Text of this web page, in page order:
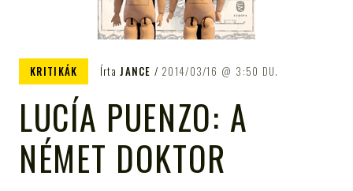
KRITIKÁK ÍrtaJANCE 2014/03/16 3:50 DU.
LUCÍA PUENZO: A
NÉMET DOKTOR